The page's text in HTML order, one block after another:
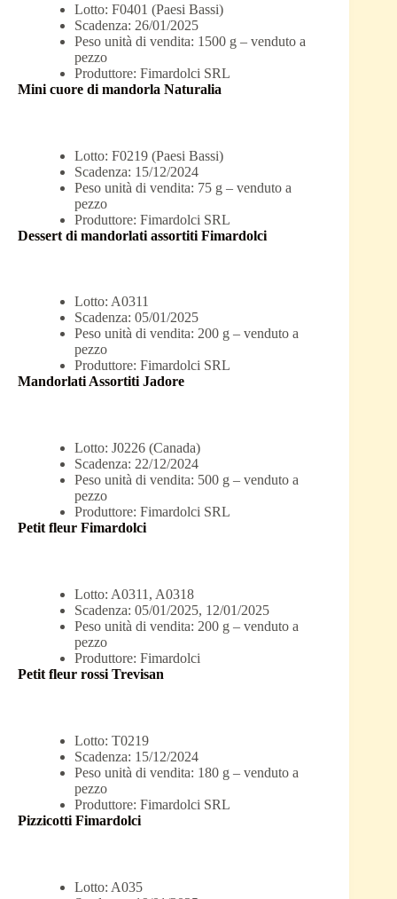
Lotto: F0401 (Paesi Bassi)
Scadenza: 26/01/2025
Peso unità di vendita: 1500 g – venduto a
pezzo
Produttore: Fimardolci SRL
Mini cuore di mandorla Naturalia
Lotto: F0219 (Paesi Bassi)
Scadenza: 15/12/2024
Peso unità di vendita: 75 g – venduto a
pezzo
Produttore: Fimardolci SRL
Dessert di mandorlati assortiti Fimardolci
Lotto: A0311
Scadenza: 05/01/2025
Peso unità di vendita: 200 g – venduto a
pezzo
Produttore: Fimardolci SRL
Mandorlati Assortiti Jadore
Lotto: J0226 (Canada)
Scadenza: 22/12/2024
Peso unità di vendita: 500 g – venduto a
pezzo
Produttore: Fimardolci SRL
Petit fleur Fimardolci
Lotto: A0311, A0318
Scadenza: 05/01/2025, 12/01/2025
Peso unità di vendita: 200 g – venduto a
pezzo
Produttore: Fimardolci
Petit fleur rossi Trevisan
Lotto: T0219
Scadenza: 15/12/2024
Peso unità di vendita: 180 g – venduto a
pezzo
Produttore: Fimardolci SRL
Pizzicotti Fimardolci
Lotto: A035